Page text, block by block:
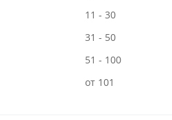
11 - 30
31 - 50
51 - 100
от 101